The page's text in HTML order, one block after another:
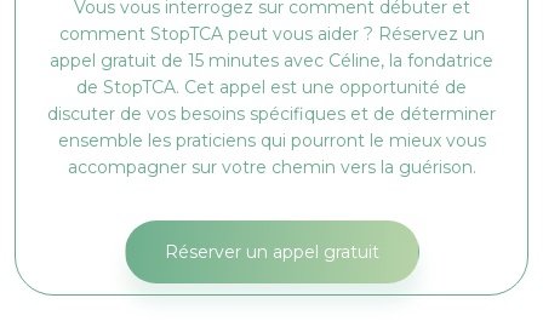
Vous vous interrogez sur comment débuter et
comment StopTCA peut vous aider ? Réservez un
appel gratuit de 15 minutes avec Céline, la fondatrice
de StopTCA. Cet appel est une opportunité de
discuter de vos besoins spécifiques et de déterminer
ensemble les praticiens qui pourront le mieux vous
accompagner sur votre chemin vers la guérison.
Réserver un appel gratuit